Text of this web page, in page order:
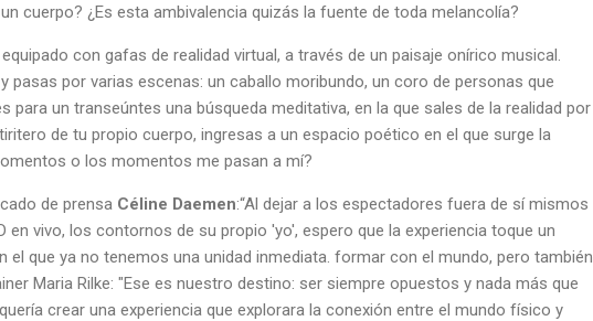
cuerpo? ¿Es esta ambivalencia quizás la fuente de toda melancolía?
con gafas de realidad virtual, a través de un paisaje onírico musical.
pasas por varias escenas: un caballo moribundo, un coro de personas que
para un transeúntes una búsqueda meditativa, en la que sales de la realidad por
de tu propio cuerpo, ingresas a un espacio poético en el que surge la
o los momentos me pasan a mí?
de prensa Céline Daemen:“Al dejar a los espectadores fuera de sí mismos
en vivo, los contornos de su propio 'yo', espero que la experiencia toque un
el que ya no tenemos una unidad inmediata. formar con el mundo, pero también
Maria Rilke: "Ese es nuestro destino: ser siempre opuestos y nada más que
crear una experiencia que explorara la conexión entre el mundo físico y